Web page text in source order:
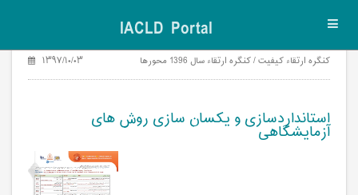
IACLD Portal
کنگره ارتقاء کیفیت / کنگره ارتقاء سال 1396 محورها ۱۳۹۷/۱۰/۰۳
استانداردسازی و یکسان سازی روش های
آزمایشگاهی